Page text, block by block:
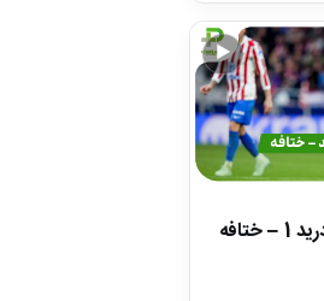
▶
خلاصه بازی اتلتیکومادرید 1 – ختافه